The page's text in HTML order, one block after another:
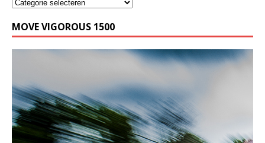
MOVE VIGOROUS 1500